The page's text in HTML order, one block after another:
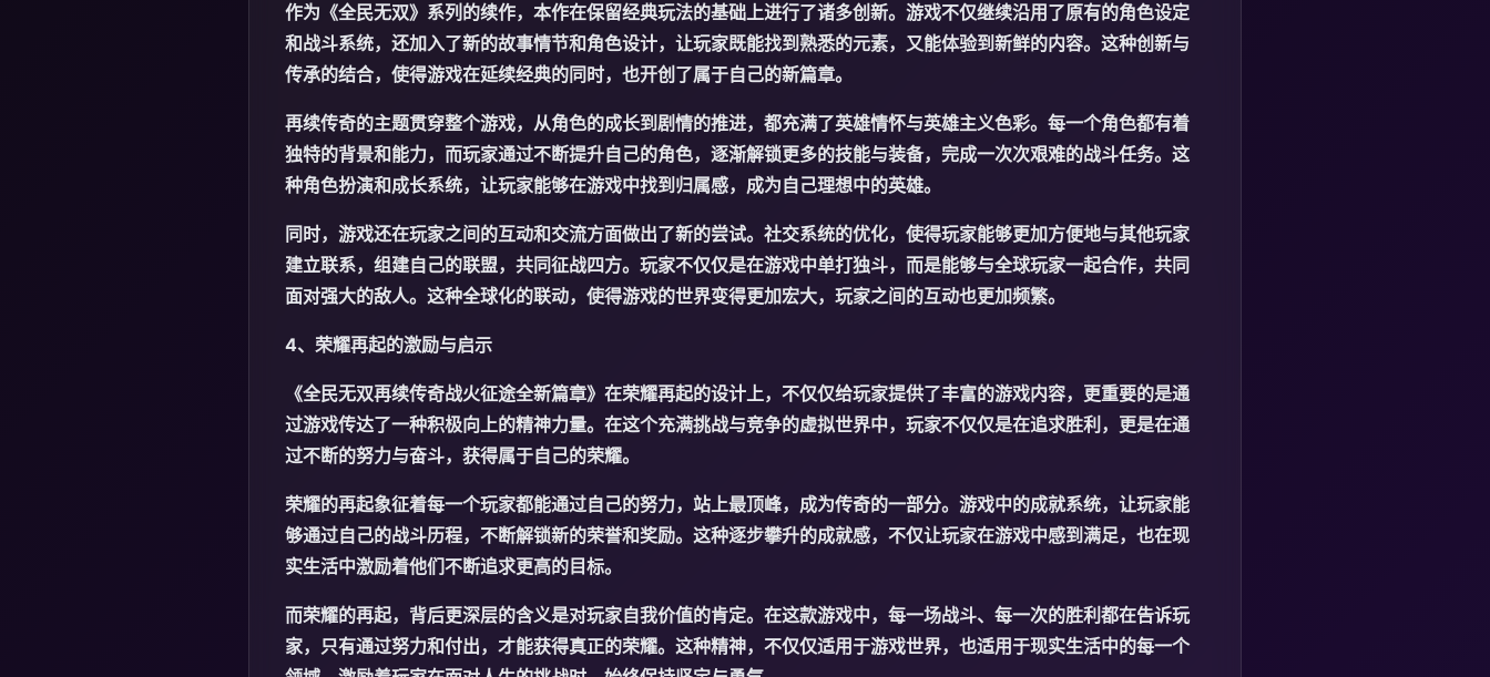
作为《全民无双》系列的续作，本作在保留经典玩法的基础上进行了诸多创新。游戏不仅继续沿用了原有的角色设定
和战斗系统，还加入了新的故事情节和角色设计，让玩家既能找到熟悉的元素，又能体验到新鲜的内容。这种创新与
传承的结合，使得游戏在延续经典的同时，也开创了属于自己的新篇章。
再续传奇的主题贯穿整个游戏，从角色的成长到剧情的推进，都充满了英雄情怀与英雄主义色彩。每一个角色都有着
独特的背景和能力，而玩家通过不断提升自己的角色，逐渐解锁更多的技能与装备，完成一次次艰难的战斗任务。这
种角色扮演和成长系统，让玩家能够在游戏中找到归属感，成为自己理想中的英雄。
同时，游戏还在玩家之间的互动和交流方面做出了新的尝试。社交系统的优化，使得玩家能够更加方便地与其他玩家
建立联系，组建自己的联盟，共同征战四方。玩家不仅仅是在游戏中单打独斗，而是能够与全球玩家一起合作，共同
面对强大的敌人。这种全球化的联动，使得游戏的世界变得更加宏大，玩家之间的互动也更加频繁。
4、荣耀再起的激励与启示
《全民无双再续传奇战火征途全新篇章》在荣耀再起的设计上，不仅仅给玩家提供了丰富的游戏内容，更重要的是通
过游戏传达了一种积极向上的精神力量。在这个充满挑战与竞争的虚拟世界中，玩家不仅仅是在追求胜利，更是在通
过不断的努力与奋斗，获得属于自己的荣耀。
荣耀的再起象征着每一个玩家都能通过自己的努力，站上最顶峰，成为传奇的一部分。游戏中的成就系统，让玩家能
够通过自己的战斗历程，不断解锁新的荣誉和奖励。这种逐步攀升的成就感，不仅让玩家在游戏中感到满足，也在现
实生活中激励着他们不断追求更高的目标。
而荣耀的再起，背后更深层的含义是对玩家自我价值的肯定。在这款游戏中，每一场战斗、每一次的胜利都在告诉玩
家，只有通过努力和付出，才能获得真正的荣耀。这种精神，不仅仅适用于游戏世界，也适用于现实生活中的每一个